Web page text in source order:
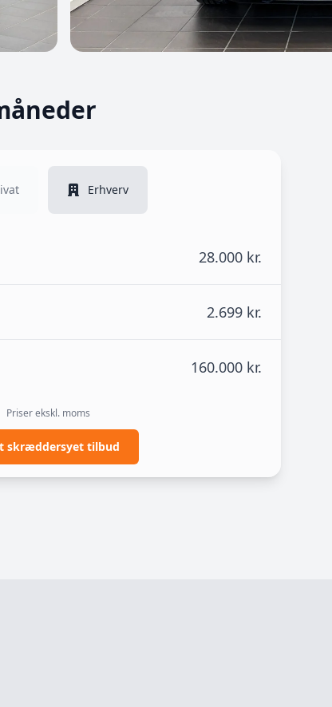
Erhverv
28.000 kr.
2.699 kr.
160.000 kr.
Priser ekskl. moms
skræddersyet tilbud